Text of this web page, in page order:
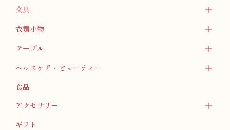
文具
衣類小物
テーブル
ヘルスケア・ビューティー
食品
アクセサリー
ギフト